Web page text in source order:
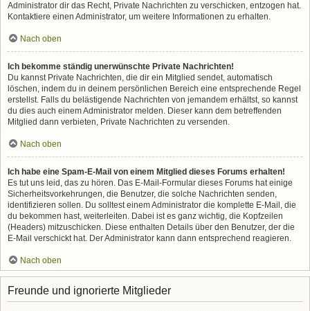
Administrator dir das Recht, Private Nachrichten zu verschicken, entzogen hat.
Kontaktiere einen Administrator, um weitere Informationen zu erhalten.
Nach oben
Ich bekomme ständig unerwünschte Private Nachrichten!
Du kannst Private Nachrichten, die dir ein Mitglied sendet, automatisch
löschen, indem du in deinem persönlichen Bereich eine entsprechende Regel
erstellst. Falls du belästigende Nachrichten von jemandem erhältst, so kannst
du dies auch einem Administrator melden. Dieser kann dem betreffenden
Mitglied dann verbieten, Private Nachrichten zu versenden.
Nach oben
Ich habe eine Spam-E-Mail von einem Mitglied dieses Forums erhalten!
Es tut uns leid, das zu hören. Das E-Mail-Formular dieses Forums hat einige
Sicherheitsvorkehrungen, die Benutzer, die solche Nachrichten senden,
identifizieren sollen. Du solltest einem Administrator die komplette E-Mail, die
du bekommen hast, weiterleiten. Dabei ist es ganz wichtig, die Kopfzeilen
(Headers) mitzuschicken. Diese enthalten Details über den Benutzer, der die
E-Mail verschickt hat. Der Administrator kann dann entsprechend reagieren.
Nach oben
Freunde und ignorierte Mitglieder